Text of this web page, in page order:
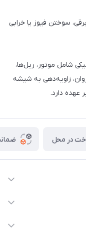
سوختن فیوز یا خرابی
شامل موتور، ریل‌ها،
زاویه‌دهی به شیشه
عهده دارد.
در محل